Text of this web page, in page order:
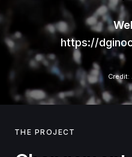
https://
Credit:
THE PROJECT